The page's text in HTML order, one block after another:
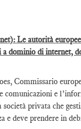
Le autorità
dominio di internet,
Commissario
comunicazioni e
privata che
e deve prendere in